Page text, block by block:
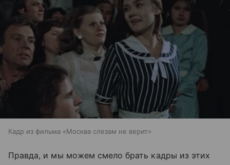
Кадр из фильма «Москва слезам не верит»
Правда, и мы можем смело брать кадры из этих